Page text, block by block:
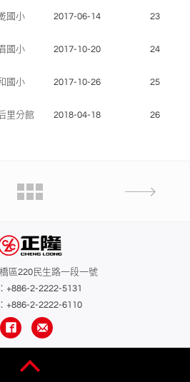
國小 2017-06-14 23
國小 2017-10-20 24
國小 2017-10-26 25
里分館 2018-04-18 26
區220民生路一段一號
+886-2-2222-5131
+886-2-2222-6110